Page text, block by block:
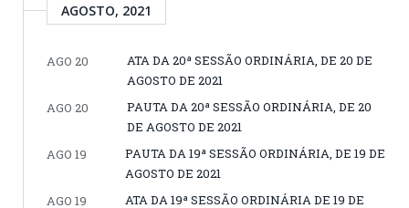
AGOSTO, 2021
AGO 20
ATA DA 20ª SESSÃO ORDINÁRIA, DE 20 DE
AGOSTO DE 2021
AGO 20
PAUTA DA 20ª SESSÃO ORDINÁRIA, DE 20
DE AGOSTO DE 2021
AGO 19
PAUTA DA 19ª SESSÃO ORDINÁRIA, DE 19 DE
AGOSTO DE 2021
AGO 19
ATA DA 19ª SESSÃO ORDINÁRIA DE 19 DE